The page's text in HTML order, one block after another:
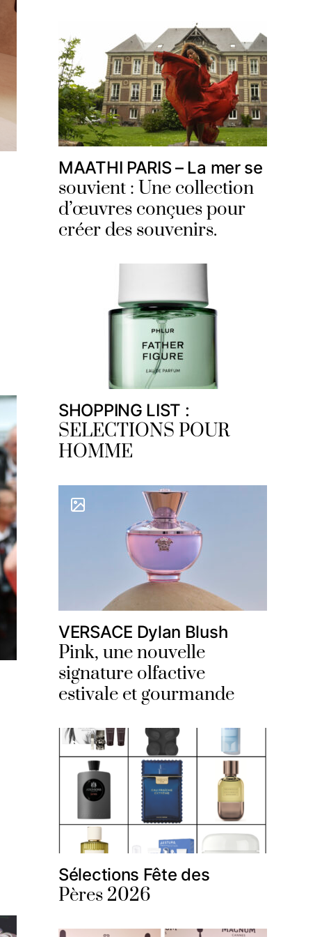
MAATHI PARIS – La mer se
souvient : Une collection
d’œuvres conçues pour
créer des souvenirs.
SHOPPING LIST :
SELECTIONS POUR
HOMME
VERSACE Dylan Blush
Pink, une nouvelle
signature olfactive
estivale et gourmande
Sélections Fête des
Pères 2026